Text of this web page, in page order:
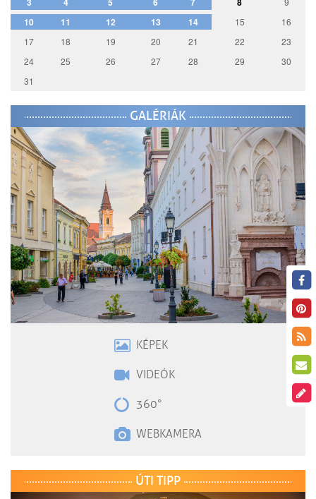
10 11 12 13 14 15
16
17
18 19 20 21 22
23
24
25 26 27 28 29
30
31
GALÉRIÁK
KÉPEK
VIDEÓK
360°
WEBKAMERA
ÚTI TIPP